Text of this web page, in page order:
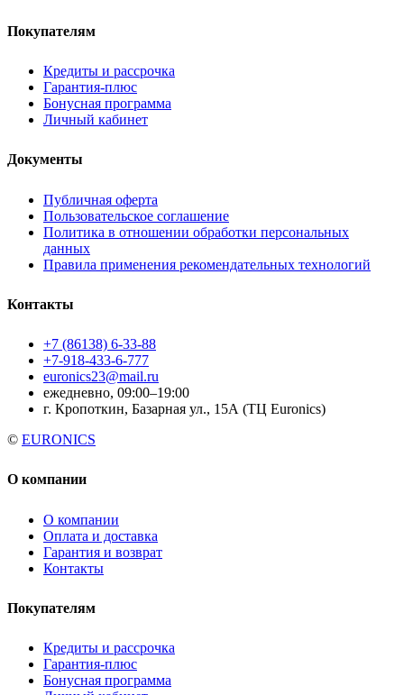
Покупателям
Кредиты и рассрочка
Гарантия-плюс
Бонусная программа
Личный кабинет
Документы
Публичная оферта
Пользовательское соглашение
Политика в отношении обработки персональных
данных
Правила применения рекомендательных технологий
Контакты
+7 (86138) 6-33-88
+7-918-433-6-777
euronics23@mail.ru
ежедневно, 09:00–19:00
г. Кропоткин, Базарная ул., 15А (ТЦ Euronics)
© EURONICS
О компании
О компании
Оплата и доставка
Гарантия и возврат
Контакты
Покупателям
Кредиты и рассрочка
Гарантия-плюс
Бонусная программа